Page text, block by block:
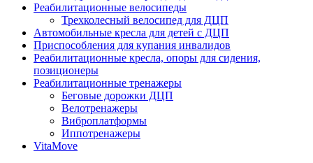
Реабилитационные велосипеды
Трехколесный велосипед для ДЦП
Автомобильные кресла для детей с ДЦП
Приспособления для купания инвалидов
Реабилитационные кресла, опоры для сидения,
позиционеры
Реабилитационные тренажеры
Беговые дорожки ДЦП
Велотренажеры
Виброплатформы
Иппотренажеры
VitaMove